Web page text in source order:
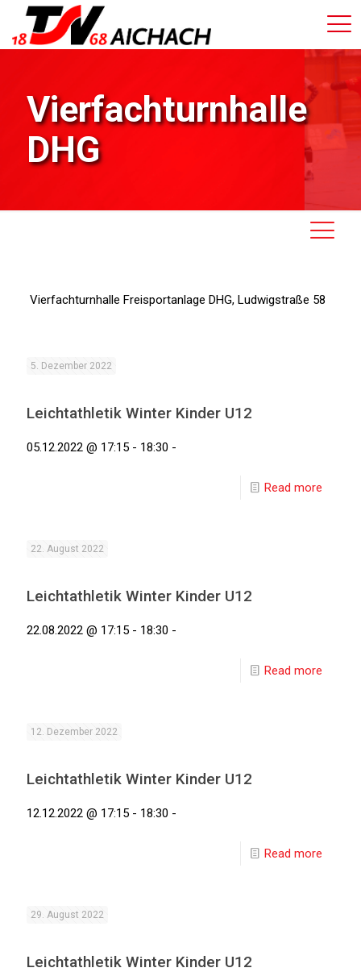
Vierfachturnhalle
DHG
Vierfachturnhalle Freisportanlage DHG, Ludwigstraße 58
5. Dezember 2022
Leichtathletik Winter Kinder U12
05.12.2022 @ 17:15 - 18:30 -
Read more
22. August 2022
Leichtathletik Winter Kinder U12
22.08.2022 @ 17:15 - 18:30 -
Read more
12. Dezember 2022
Leichtathletik Winter Kinder U12
12.12.2022 @ 17:15 - 18:30 -
Read more
29. August 2022
Leichtathletik Winter Kinder U12